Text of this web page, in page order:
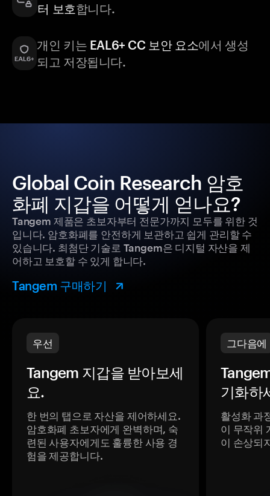
터 보호합니다.
개인 키는 EAL6+ CC 보안 요소에서 생성
되고 저장됩니다.
Global Coin Research 암호
화폐 지갑을 어떻게 얻나요?
Tangem 제품은 초보자부터 전문가까지 모두를 위한 것
입니다. 암호화폐를 안전하게 보관하고 쉽게 관리할 수
있습니다. 최첨단 기술로 Tangem은 디지털 자산을 제
어하고 보호할 수 있게 합니다.
Tangem 구매하기
우선
Tangem 지갑을 받아보세
요.
한 번의 탭으로 자산을 제어하세요.
암호화폐 초보자에게 완벽하며, 숙
련된 사용자에게도 훌륭한 사용 경
험을 제공합니다.
그다음에
기화하
활성화 과
이 무작위
이 손상되